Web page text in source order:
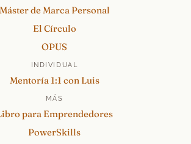
Máster de Marca Personal
El Círculo
OPUS
INDIVIDUAL
Mentoría 1:1 con Luis
MÁS
para Emprendedores
PowerSkills